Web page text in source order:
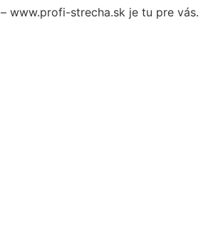
– www.profi-strecha.sk je tu pre vás.